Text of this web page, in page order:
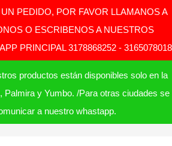
PEDIDO, POR FAVOR LLAMANOS A
O ESCRIBENOS A NUESTROS
PRINCIPAL 3178868252 - 3165078018
productos están disponibles solo en la
Palmira y Yumbo. /Para otras ciudades se
a nuestro whastapp.